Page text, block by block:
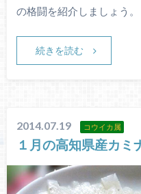
の格闘を紹介しましょう
続きを読む
2014.07.19 コウイカ属
１月の高知県産カミ